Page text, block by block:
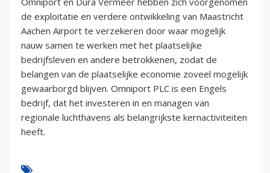
de exploitatie en verdere ontwikkeling van Maastricht
Aachen Airport te verzekeren door waar mogelijk
nauw samen te werken met het plaatselijke
bedrijfsleven en andere betrokkenen, zodat de
belangen van de plaatselijke economie zoveel mogelijk
gewaarborgd blijven. Omniport PLC is een Engels
bedrijf, dat het investeren in en managen van
regionale luchthavens als belangrijkste kernactiviteiten
heeft.